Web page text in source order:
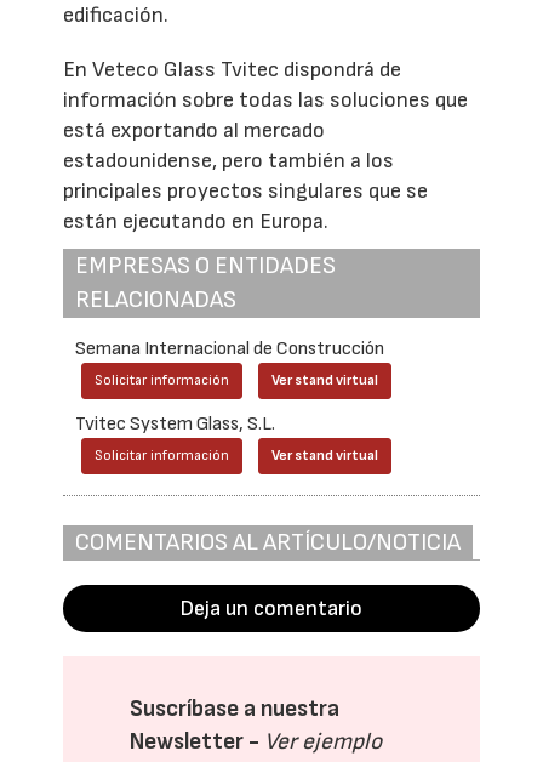
edificación.
En Veteco Glass Tvitec dispondrá de
información sobre todas las soluciones que
está exportando al mercado
estadounidense, pero también a los
principales proyectos singulares que se
están ejecutando en Europa.
EMPRESAS O ENTIDADES
RELACIONADAS
Semana Internacional de Construcción
Solicitar información Ver stand virtual
Tvitec System Glass, S.L.
Solicitar información Ver stand virtual
COMENTARIOS AL ARTÍCULO/NOTICIA
Deja un comentario
Suscríbase a nuestra
Newsletter - Ver ejemplo